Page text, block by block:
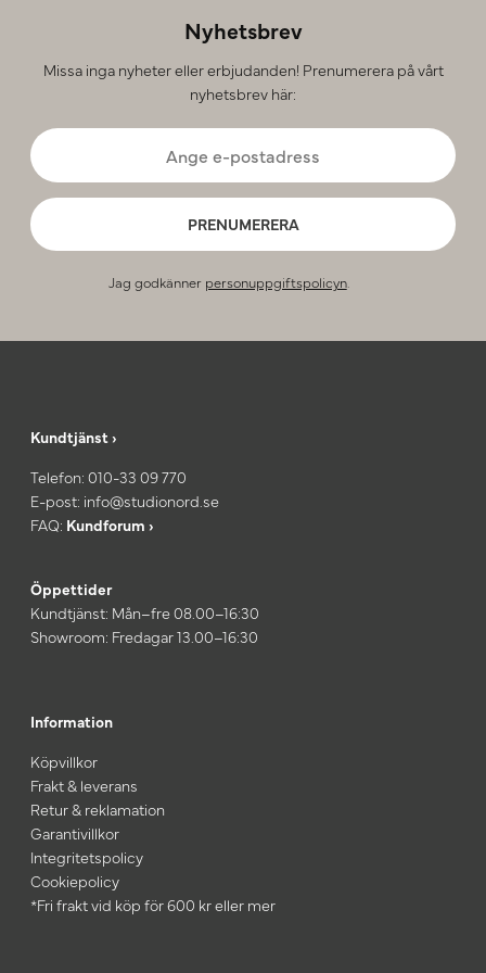
Nyhetsbrev
Missa inga nyheter eller erbjudanden! Prenumerera på vårt
nyhetsbrev här:
PRENUMERERA
Jag godkänner personuppgiftspolicyn.
Kundtjänst ›
Telefon: 010-33 09 770
E-post: info@studionord.se
FAQ: Kundforum ›
Öppettider
Kundtjänst: Mån–fre 08.00–16:30
Showroom: Fredagar 13.00–16:30
Information
Köpvillkor
Frakt & leverans
Retur & reklamation
Garantivillkor
Integritetspolicy
Cookiepolicy
*Fri frakt vid köp för 600 kr eller mer